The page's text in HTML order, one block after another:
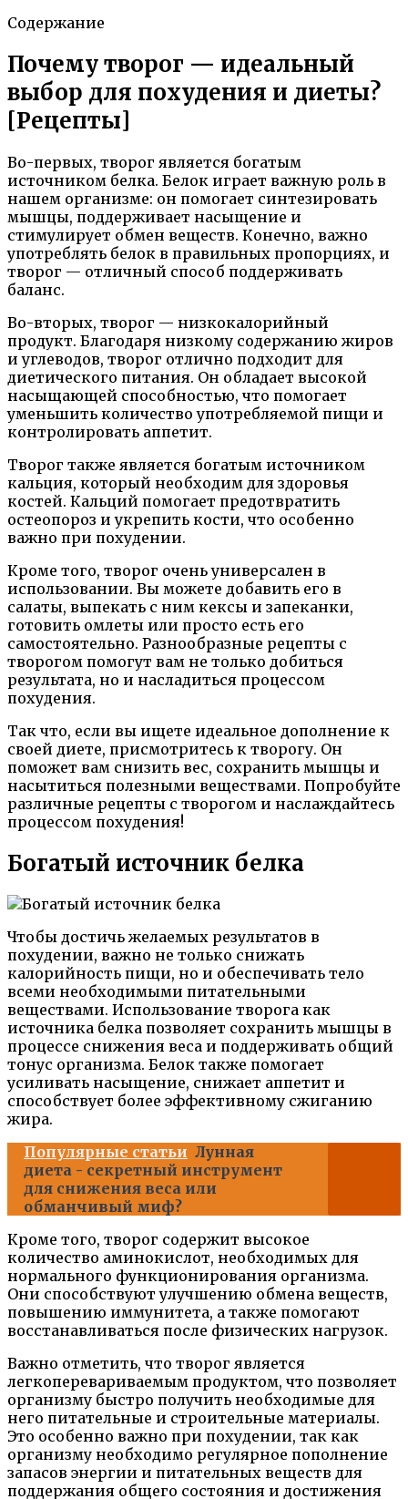
Содержание
Почему творог — идеальный
выбор для похудения и диеты?
[Рецепты]
Во-первых, творог является богатым
источником белка. Белок играет важную роль в
нашем организме: он помогает синтезировать
мышцы, поддерживает насыщение и
стимулирует обмен веществ. Конечно, важно
употреблять белок в правильных пропорциях, и
творог — отличный способ поддерживать
баланс.
Во-вторых, творог — низкокалорийный
продукт. Благодаря низкому содержанию жиров
и углеводов, творог отлично подходит для
диетического питания. Он обладает высокой
насыщающей способностью, что помогает
уменьшить количество употребляемой пищи и
контролировать аппетит.
Творог также является богатым источником
кальция, который необходим для здоровья
костей. Кальций помогает предотвратить
остеопороз и укрепить кости, что особенно
важно при похудении.
Кроме того, творог очень универсален в
использовании. Вы можете добавить его в
салаты, выпекать с ним кексы и запеканки,
готовить омлеты или просто есть его
самостоятельно. Разнообразные рецепты с
творогом помогут вам не только добиться
результата, но и насладиться процессом
похудения.
Так что, если вы ищете идеальное дополнение к
своей диете, присмотритесь к творогу. Он
поможет вам снизить вес, сохранить мышцы и
насытиться полезными веществами. Попробуйте
различные рецепты с творогом и наслаждайтесь
процессом похудения!
Богатый источник белка
Чтобы достичь желаемых результатов в
похудении, важно не только снижать
калорийность пищи, но и обеспечивать тело
всеми необходимыми питательными
веществами. Использование творога как
источника белка позволяет сохранить мышцы в
процессе снижения веса и поддерживать общий
тонус организма. Белок также помогает
усиливать насыщение, снижает аппетит и
способствует более эффективному сжиганию
жира.
Популярные статьи Лунная
диета - секретный инструмент
для снижения веса или
обманчивый миф?
Кроме того, творог содержит высокое
количество аминокислот, необходимых для
нормального функционирования организма.
Они способствуют улучшению обмена веществ,
повышению иммунитета, а также помогают
восстанавливаться после физических нагрузок.
Важно отметить, что творог является
легкоперевариваемым продуктом, что позволяет
организму быстро получить необходимые для
него питательные и строительные материалы.
Это особенно важно при похудении, так как
организму необходимо регулярное пополнение
запасов энергии и питательных веществ для
поддержания общего состояния и достижения